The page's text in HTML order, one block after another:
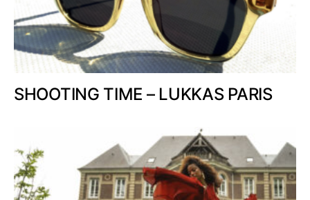
SHOOTING TIME – LUKKAS PARIS